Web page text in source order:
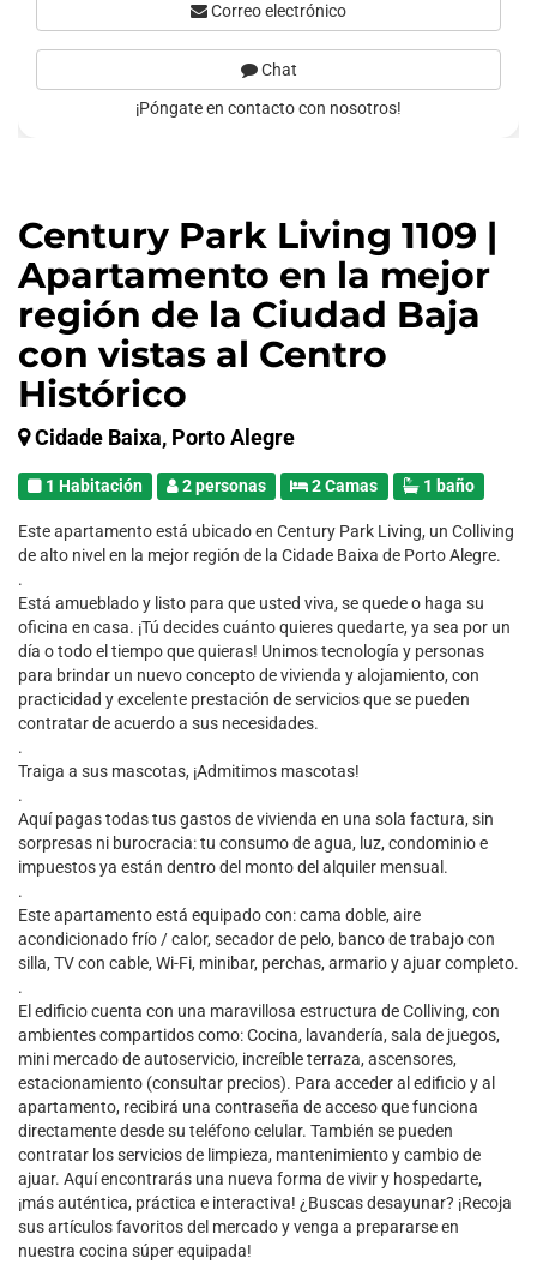
Century Park Living 1109 |
Apartamento en la mejor
región de la Ciudad Baja
con vistas al Centro
Histórico
Cidade Baixa, Porto Alegre
1 Habitación 2 personas 2 Camas 1 baño
Este apartamento está ubicado en Century Park Living, un Colliving
de alto nivel en la mejor región de la Cidade Baixa de Porto Alegre.
.
Está amueblado y listo para que usted viva, se quede o haga su
oficina en casa. ¡Tú decides cuánto quieres quedarte, ya sea por un
día o todo el tiempo que quieras! Unimos tecnología y personas
para brindar un nuevo concepto de vivienda y alojamiento, con
practicidad y excelente prestación de servicios que se pueden
contratar de acuerdo a sus necesidades.
.
Traiga a sus mascotas, ¡Admitimos mascotas!
.
Aquí pagas todas tus gastos de vivienda en una sola factura, sin
sorpresas ni burocracia: tu consumo de agua, luz, condominio e
impuestos ya están dentro del monto del alquiler mensual.
.
Este apartamento está equipado con: cama doble, aire
acondicionado frío / calor, secador de pelo, banco de trabajo con
silla, TV con cable, Wi-Fi, minibar, perchas, armario y ajuar completo.
.
El edificio cuenta con una maravillosa estructura de Colliving, con
ambientes compartidos como: Cocina, lavandería, sala de juegos,
mini mercado de autoservicio, increíble terraza, ascensores,
estacionamiento (consultar precios). Para acceder al edificio y al
apartamento, recibirá una contraseña de acceso que funciona
directamente desde su teléfono celular. También se pueden
contratar los servicios de limpieza, mantenimiento y cambio de
ajuar. Aquí encontrarás una nueva forma de vivir y hospedarte,
¡más auténtica, práctica e interactiva! ¿Buscas desayunar? ¡Recoja
sus artículos favoritos del mercado y venga a prepararse en
nuestra cocina súper equipada!
Correo electrónico
Chat
¡Póngate en contacto con nosotros!